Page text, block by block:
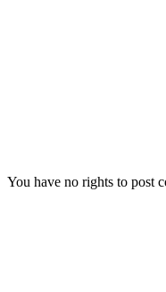
You have no rights to post